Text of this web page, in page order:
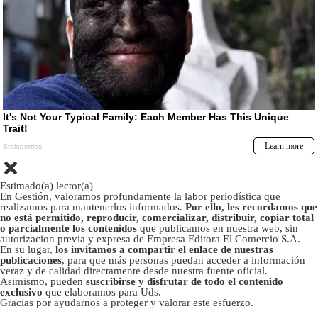
Estimado(a) lector(a)
En Gestión, valoramos profundamente la labor periodística que
realizamos para mantenerlos informados. Por ello, les recordamos que
no está permitido, reproducir, comercializar, distribuir, copiar total
o parcialmente los contenidos que publicamos en nuestra web, sin
autorizacion previa y expresa de Empresa Editora El Comercio S.A.
En su lugar, los invitamos a compartir el enlace de nuestras
publicaciones, para que más personas puedan acceder a información
veraz y de calidad directamente desde nuestra fuente oficial.
Asimismo, pueden suscribirse y disfrutar de todo el contenido
exclusivo que elaboramos para Uds.
Gracias por ayudarnos a proteger y valorar este esfuerzo.